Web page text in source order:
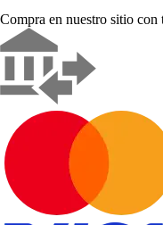
Compra en nuestro sitio con